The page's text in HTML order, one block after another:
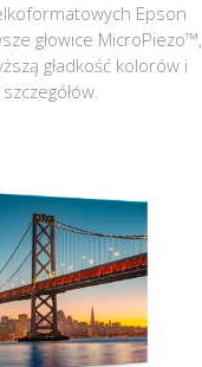
Epson
głowice MicroPiezo™,
gładkość kolorów i